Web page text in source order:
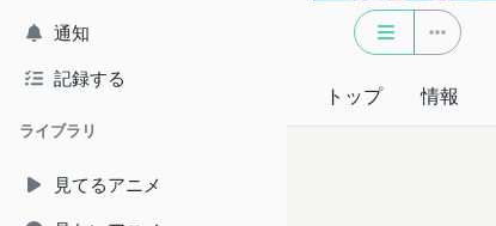
通知
記録する
ライブラリ
見てるアニメ
トップ 情報